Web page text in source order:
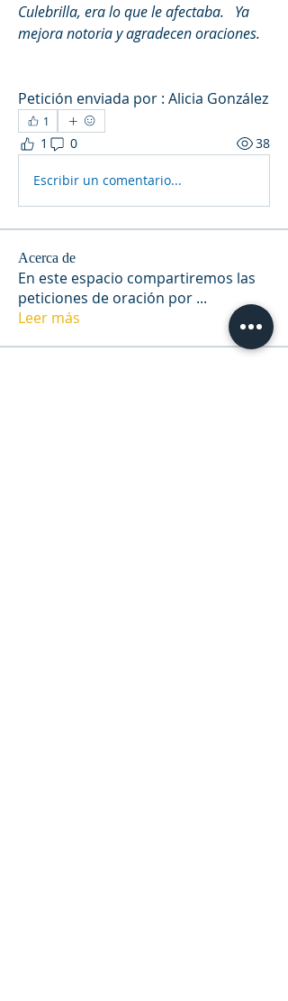
Culebrilla, era lo que le afectaba.   Ya
mejora notoria y agradecen oraciones.
Petición enviada por : Alicia González
1
1 0 38
Escribir un comentario...
Acerca de
En este espacio compartiremos las
peticiones de oración por ...
Leer más